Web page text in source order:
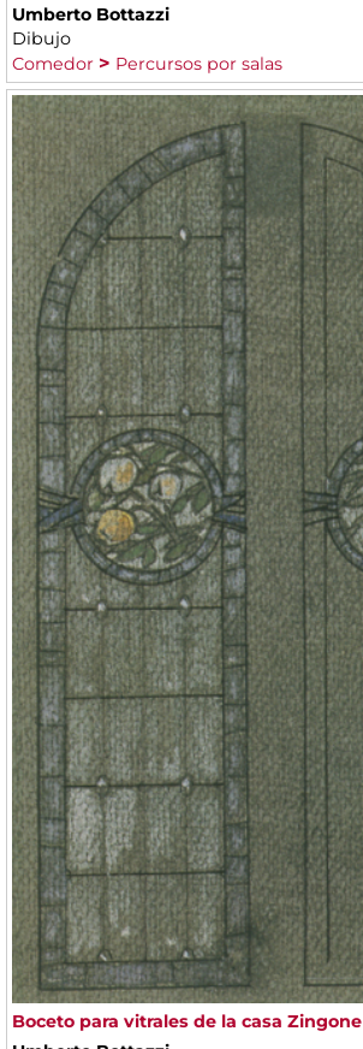
Umberto Bottazzi
Dibujo
Comedor
Percursos por salas
Boceto para vitrales de la casa Zingone